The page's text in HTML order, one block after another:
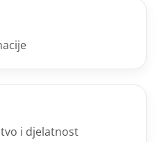
i djelatnost